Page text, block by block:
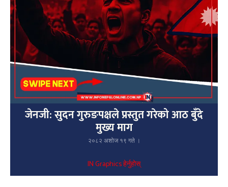
जेनजी: सुदन गुरुङपक्षले प्रस्तुत गरेको आठ बुँदे
मुख्य माग
२०८२ अशोज १९ गते ।
IN Graphics हेर्नुहोस्